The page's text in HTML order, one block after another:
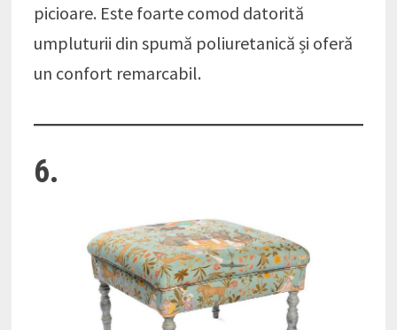
picioare. Este foarte comod datorită
umpluturii din spumă poliuretanică și oferă
un confort remarcabil.
6.